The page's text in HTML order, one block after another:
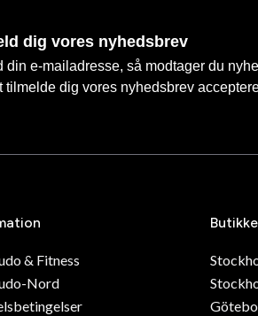
dig vores nyhedsbrev
din e-mailadresse, så modtager du
tilmelde dig vores nyhedsbrev
& Fitness
Nord